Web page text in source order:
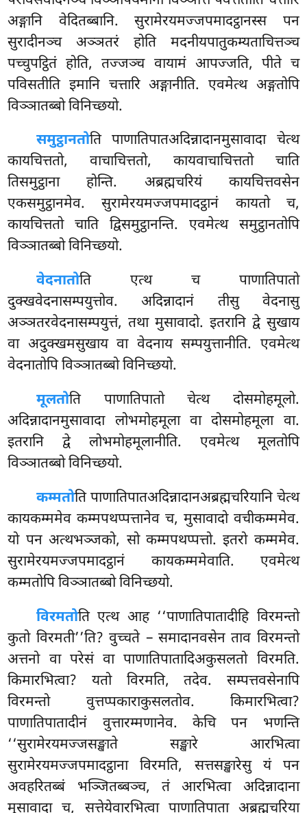
अङ्गानि वेदितब्बानि. सुरामेरयमज्जपमादट्ठानस्स पन
सुरादीनञ्च अञ्ञतरं होति मदनीयपातुकम्यताचित्तञ्च
पच्चुपट्ठितं होति, तज्जञ्च वायामं आपज्जति, पीते च
पविसतीति इमानि चत्तारि अङ्गानीति. एवमेत्थ अङ्गतोपि
विञ्ञातब्बो विनिच्छयो.
समुट्ठानतोति पाणातिपातअदिन्नादानमुसावादा चेत्थ
कायचित्ततो, वाचाचित्ततो, कायवाचाचित्ततो चाति
तिसमुट्ठाना होन्ति. अब्रह्मचरियं कायचित्तवसेन
एकसमुट्ठानमेव. सुरामेरयमज्जपमादट्ठानं कायतो च,
कायचित्ततो चाति द्विसमुट्ठानन्ति. एवमेत्थ समुट्ठानतोपि
विञ्ञातब्बो विनिच्छयो.
वेदनातोति एत्थ च पाणातिपातो
दुक्खवेदनासम्पयुत्तोव. अदिन्नादानं तीसु वेदनासु
अञ्ञतरवेदनासम्पयुत्तं, तथा मुसावादो. इतरानि द्वे सुखाय
वा अदुक्खमसुखाय वा वेदनाय सम्पयुत्तानीति. एवमेत्थ
वेदनातोपि विञ्ञातब्बो विनिच्छयो.
मूलतोति पाणातिपातो चेत्थ दोसमोहमूलो.
अदिन्नादानमुसावादा लोभमोहमूला वा दोसमोहमूला वा.
इतरानि द्वे लोभमोहमूलानीति. एवमेत्थ मूलतोपि
विञ्ञातब्बो विनिच्छयो.
कम्मतोति पाणातिपातअदिन्नादानअब्रह्मचरियानि चेत्थ
कायकम्ममेव कम्मपथप्पत्तानेव च, मुसावादो वचीकम्ममेव.
यो पन अत्थभञ्जको, सो कम्मपथप्पत्तो. इतरो कम्ममेव.
सुरामेरयमज्जपमादट्ठानं कायकम्ममेवाति. एवमेत्थ
कम्मतोपि विञ्ञातब्बो विनिच्छयो.
विरमतोति एत्थ आह ‘‘पाणातिपातादीहि विरमन्तो
कुतो विरमती’’ति? वुच्चते – समादानवसेन ताव विरमन्तो
अत्तनो वा परेसं वा पाणातिपातादिअकुसलतो विरमति.
किमारभित्वा? यतो विरमति, तदेव. सम्पत्तवसेनापि
विरमन्तो वुत्तप्पकाराकुसलतोव. किमारभित्वा?
पाणातिपातादीनं वुत्तारम्मणानेव. केचि पन भणन्ति
‘‘सुरामेरयमज्जसङ्खाते सङ्खारे आरभित्वा
सुरामेरयमज्जपमादट्ठाना विरमति, सत्तसङ्खारेसु यं पन
अवहरितब्बं भञ्जितब्बञ्च, तं आरभित्वा अदिन्नादाना
मुसावादा च, सत्तेयेवारभित्वा पाणातिपाता अब्रह्मचरिया